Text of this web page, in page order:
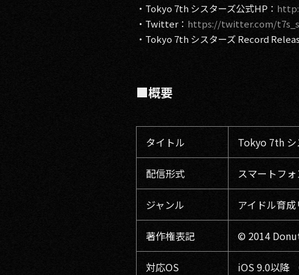
・Tokyo 7th シスターズ公式HP：
・Twitter： https://twitter.com/
・Tokyo 7th シスターズ Record
■概要
タイトル Tokyo 7th シ
配信形式 スマートフ
ジャンル アイドル育
著作権表記 © 2014
対応OS iOS 9.0以降